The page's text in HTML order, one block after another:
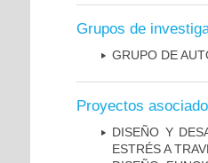
Grupos de
GRUPO DE
Proyectos
DISEÑO Y
ESTRÉS A